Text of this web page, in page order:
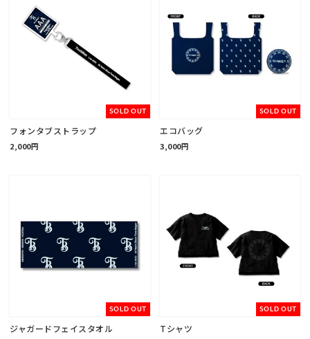
SOLD OUT
フォンタブストラップ
2,000円
SOLD OUT
エコバッグ
3,000円
SOLD OUT
ジャガードフェイスタオル
SOLD OUT
Tシャツ